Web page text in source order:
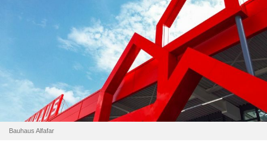
Bauhaus Alfafar